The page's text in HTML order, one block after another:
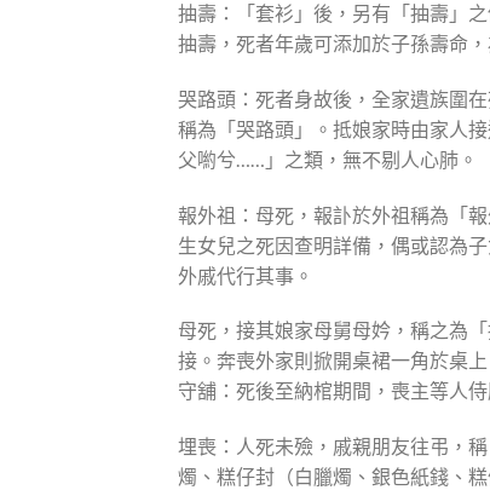
抽壽：「套衫」後，另有「抽壽」
抽壽，死者年歲可添加於子孫壽命，
哭路頭：死者身故後，全家遺族圍
稱為「哭路頭」。抵娘家時由家人
父喲兮……」之類，無不剔人心肺。
報外祖：母死，報訃於外祖稱為「
生女兒之死因查明詳備，偶或認為
外戚代行其事。
母死，接其娘家母舅母妗，稱之為
接。奔喪外家則掀開桌裙一角於桌
守舖：死後至納棺期間，喪主等人
埋喪：人死未殮，戚親朋友往弔，
燭、糕仔封（白臘燭、銀色紙錢、